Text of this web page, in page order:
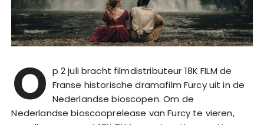
O p 2 juli bracht filmdistributeur 18K FILM de
Franse historische dramafilm Furcy uit in de
Nederlandse bioscopen. Om de
Nederlandse bioscooprelease van Furcy te vieren,